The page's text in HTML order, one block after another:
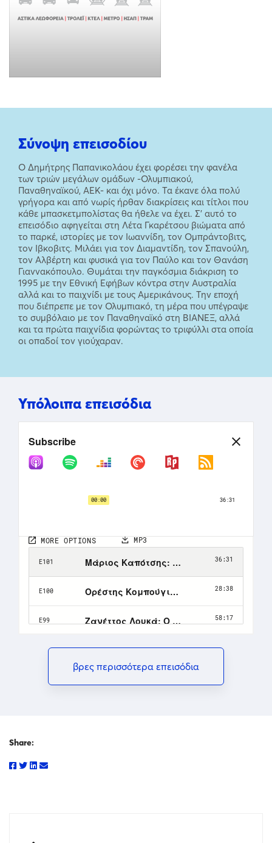
Σύνοψη επεισοδίου
Ο Δημήτρης Παπανικολάου έχει φορέσει την φανέλα
των τριών μεγάλων ομάδων -Ολυμπιακού,
Παναθηναϊκού, ΑΕΚ- και όχι μόνο. Τα έκανε όλα πολύ
γρήγορα και από νωρίς ήρθαν διακρίσεις και τίτλοι που
κάθε μπασκετμπολίστας θα ήθελε να έχει. Σ’ αυτό το
επεισόδιο αφηγείται στη Λέτα Γκαρέτσου βιώματα από
το παρκέ, ιστορίες με τον Ιωαννίδη, τον Ομπράντοβιτς,
τον Ιβκοβιτς. Μιλάει για τον Διαμαντίδη, τον Σπανούλη,
τον Αλβέρτη και φυσικά για τον Παύλο και τον Θανάση
Γιαννακόπουλο. Θυμάται την παγκόσμια διάκριση το
1995 με την Εθνική Εφήβων κόντρα στην Αυστραλία
αλλά και το παιχνίδι με τους Αμερικάνους. Την εποχή
που διέπρεπε με τον Ολυμπιακό, τη μέρα που υπέγραψε
το συμβόλαιο με τον Παναθηναϊκό στη ΒΙΑΝΕΞ, αλλά
και τα πρώτα παιχνίδια φορώντας το τριφύλλι στα οποία
οι οπαδοί τον γιούχαραν.
Υπόλοιπα επεισόδια
βρες περισσότερα επεισόδια
Share: